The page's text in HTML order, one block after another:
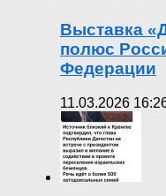
Выставка
полюс
Федерации
11.03.2026